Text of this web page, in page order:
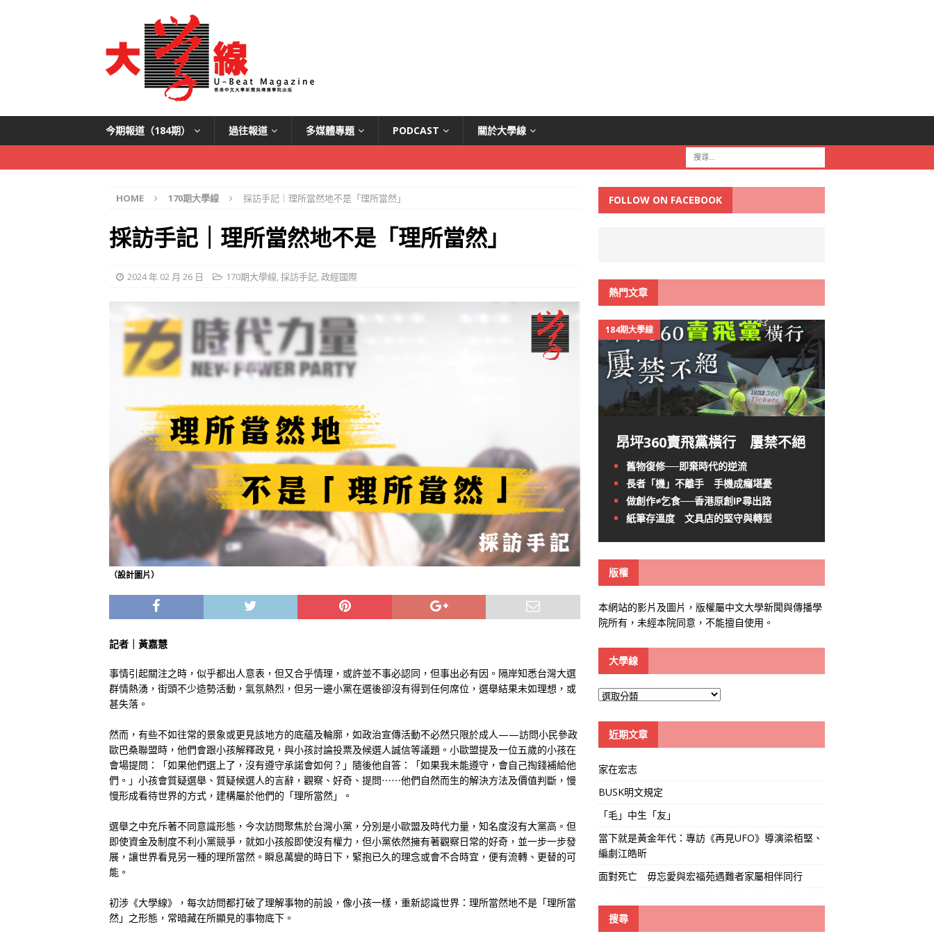
今期報道（184期） 過往報道 多媒體專題 PODCAST 關於大學線
HOME 170期大學線 採訪手記｜理所當然地不是「理所當然」
採訪手記｜理所當然地不是「理所當然」
2024 年 02 月 26 日 170期大學線,採訪手記,政經國際
（設計圖片）
記者｜黃嘉慧
事情引起關注之時，似乎都出人意表，但又合乎情理，或許並不事必認同，但事出必有因。隔岸知悉台灣大選
群情熱湧，街頭不少造勢活動，氣氛熱烈，但另一邊小黨在選後卻沒有得到任何席位，選舉結果未如理想，或
甚失落。
然而，有些不如往常的景象或更見該地方的底蘊及輪廓，如政治宣傳活動不必然只限於成人——訪問小民參政
歐巴桑聯盟時，他們會跟小孩解釋政見，與小孩討論投票及候選人誠信等議題。小歐盟提及一位五歲的小孩在
會場提問：「如果他們選上了，沒有遵守承諾會如何？」隨後他自答：「如果我未能遵守，會自己掏錢補給他
們。」小孩會質疑選舉、質疑候選人的言辭，觀察、好奇、提問⋯⋯他們自然而生的解決方法及價值判斷，慢
慢形成看待世界的方式，建構屬於他們的「理所當然」。
選舉之中充斥著不同意識形態，今次訪問聚焦於台灣小黨，分別是小歐盟及時代力量，知名度沒有大黨高。但
即使資金及制度不利小黨競爭，就如小孩般即使沒有權力，但小黨依然擁有著觀察日常的好奇，並一步一步發
展，讓世界看見另一種的理所當然。瞬息萬變的時日下，緊抱已久的理念或會不合時宜，便有流轉、更替的可
能。
初涉《大學線》，每次訪問都打破了理解事物的前設，像小孩一樣，重新認識世界：理所當然地不是「理所當
然」之形態，常暗藏在所顯見的事物底下。
FOLLOW ON FACEBOOK
熱門文章
184期大學線
昂坪360賣飛黨橫行 屢禁不絕
舊物復修──即棄時代的逆流
長者「機」不離手 手機成癮堪憂
做創作≠乞食──香港原創IP尋出路
紙筆存溫度 文具店的堅守與轉型
版權
本網站的影片及圖片，版權屬中文大學新聞與傳播學
院所有，未經本院同意，不能擅自使用。
大學線
大
線
近期文章
家在宏志
BUSK明文規定
「毛」中生「友」
當下就是黃金年代：專訪《再見UFO》導演梁栢堅、
編劇江皓昕
面對死亡 毋忘愛與宏福苑遇難者家屬相伴同行
搜尋